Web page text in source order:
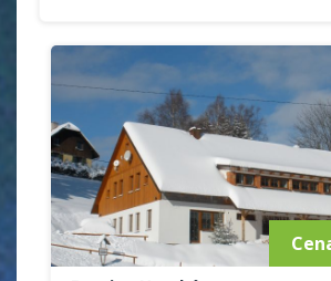
2x čtyřlůžkové ložnice + 1x
sociální zařízení v přízemí
toaleta), 1x toaleta v první patře
vytápění krbovými kamny
plně vybavená kuchyně (nádobí,
trouba, varná konvice, trouba,
mrazákem, touster)
jídelní kout
satelitní televizor